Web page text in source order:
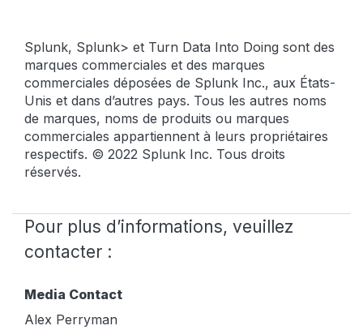
Splunk, Splunk> et Turn Data Into Doing sont des
marques commerciales et des marques
commerciales déposées de Splunk Inc., aux États-
Unis et dans d’autres pays. Tous les autres noms
de marques, noms de produits ou marques
commerciales appartiennent à leurs propriétaires
respectifs. © 2022 Splunk Inc. Tous droits
réservés.
Pour plus d’informations, veuillez
contacter :
Media Contact
Alex Perryman